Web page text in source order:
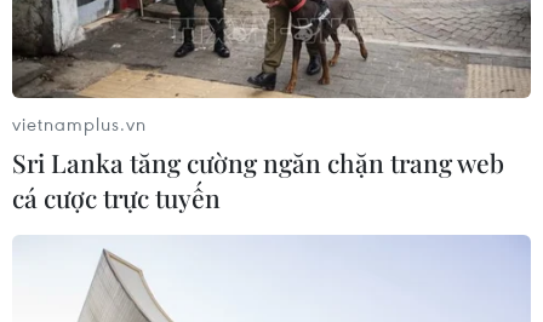
Mỹ buộc Tesla phải sửa lỗi đèn pha
gây chói cho gần 20.000 xe
Chính thức dừng đặt lịch đăng kiểm
xe ôtô qua ứng dụng trực tuyến
17/07/2026 02:25
vietnamplus.vn
Sri Lanka tăng cường ngăn chặn trang web
cá cược trực tuyến